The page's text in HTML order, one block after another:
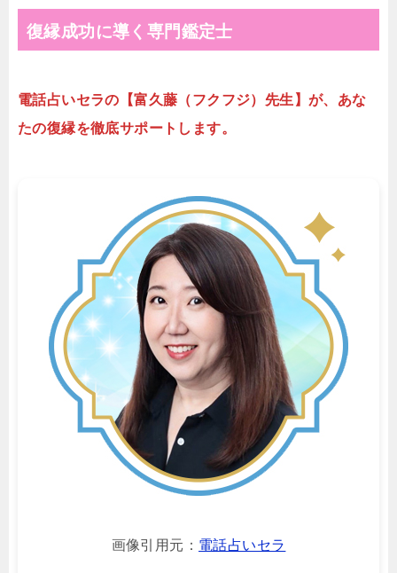
復縁成功に導く専門鑑定士
電話占いセラの【富久藤（フクフジ）先生】が、あな
たの復縁を徹底サポートします。
画像引用元： 電話占いセラ